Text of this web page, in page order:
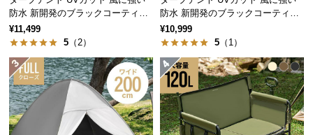
に
い
開
梱
防水 新開発のブラックコーティン
グタイプ 3m
¥11,499
5 （2）
防水 新開発のブラックコーティン
グタイプ 2.5m
¥10,999
5 （1）